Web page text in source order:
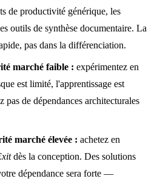
de productivité générique, les
outils de synthèse documentaire. La
pas dans la différenciation.
marché faible : expérimentez en
est limité, l'apprentissage est
pas de dépendances architecturales
marché élevée : achetez en
dès la conception. Des solutions
dépendance sera forte —